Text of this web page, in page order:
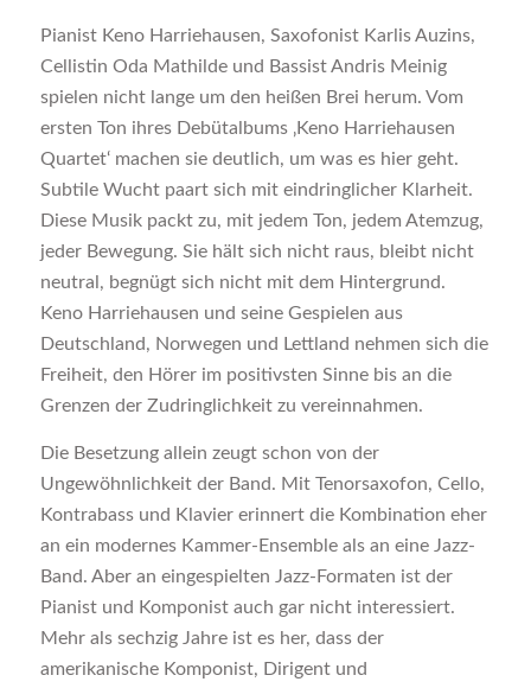
Pianist Keno Harriehausen, Saxofonist Karlis Auzins,
Cellistin Oda Mathilde und Bassist Andris Meinig
spielen nicht lange um den heißen Brei herum. Vom
ersten Ton ihres Debütalbums ‚Keno Harriehausen
Quartet‘ machen sie deutlich, um was es hier geht.
Subtile Wucht paart sich mit eindringlicher Klarheit.
Diese Musik packt zu, mit jedem Ton, jedem Atemzug,
jeder Bewegung. Sie hält sich nicht raus, bleibt nicht
neutral, begnügt sich nicht mit dem Hintergrund.
Keno Harriehausen und seine Gespielen aus
Deutschland, Norwegen und Lettland nehmen sich die
Freiheit, den Hörer im positivsten Sinne bis an die
Grenzen der Zudringlichkeit zu vereinnahmen.
Die Besetzung allein zeugt schon von der
Ungewöhnlichkeit der Band. Mit Tenorsaxofon, Cello,
Kontrabass und Klavier erinnert die Kombination eher
an ein modernes Kammer-Ensemble als an eine Jazz-
Band. Aber an eingespielten Jazz-Formaten ist der
Pianist und Komponist auch gar nicht interessiert.
Mehr als sechzig Jahre ist es her, dass der
amerikanische Komponist, Dirigent und